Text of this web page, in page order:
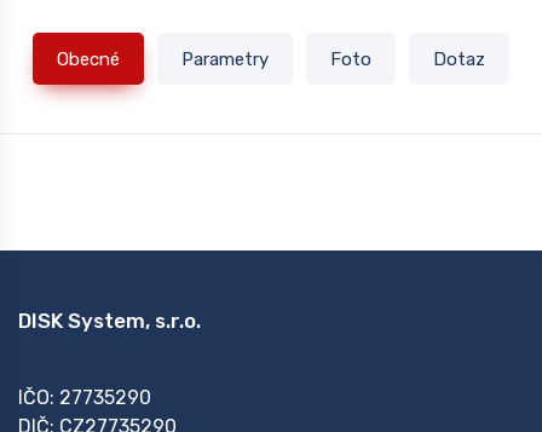
Obecné Parametry Foto Dotaz
DISK System, s.r.o.
IČO: 27735290
DIČ: CZ27735290